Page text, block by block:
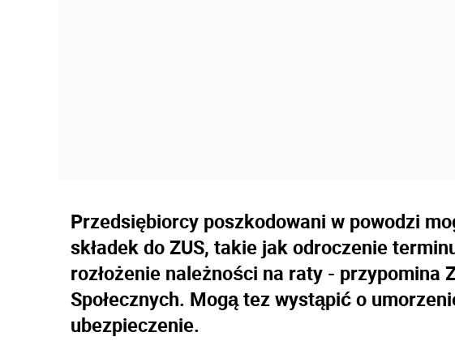
Przedsiębiorcy poszkodowani w powodzi
składek do ZUS, takie jak odroczenie
rozłożenie należności na raty - przypomina
Społecznych. Mogą tez wystąpić o
ubezpieczenie.